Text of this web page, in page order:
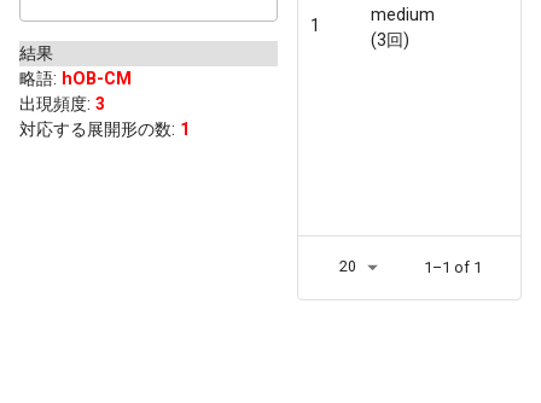
結果
略語: hOB-CM
出現頻度: 3
対応する展開形の数: 1
1
medium
(3回)
20 1–1 of 1